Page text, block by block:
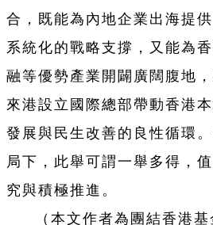
合，既能為內地企業出海提
系統化的戰略支撐，又能為
融等優勢產業開闢廣闊腹地
來港設立國際總部帶動香港
發展與民生改善的良性循環
局下，此舉可謂一舉多得，
究與積極推進。
（本文作者為團結香港